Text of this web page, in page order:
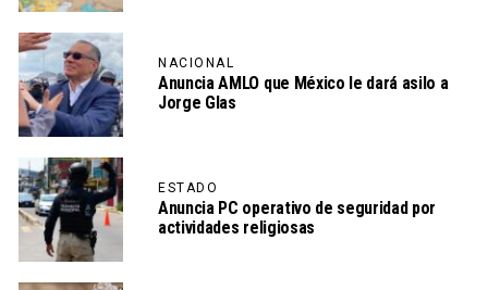
NACIONAL
Anuncia AMLO que México le dará asilo a
Jorge Glas
ESTADO
Anuncia PC operativo de seguridad por
actividades religiosas